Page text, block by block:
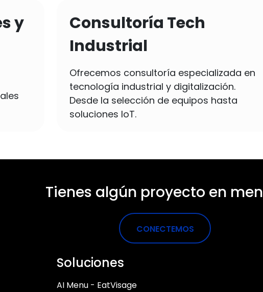
y
Consultoría Tech
Industrial
Ofrecemos consultoría especializada en
tecnología industrial y digitalización.
Desde la selección de equipos hasta
soluciones IoT.
Tienes algún proyecto en
CONECTEMOS
Soluciones
AI Menu - EatVisage